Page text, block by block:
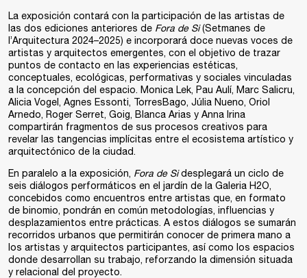
La exposición contará con la participación de las artistas de
las dos ediciones anteriores de Fora de Si(Setmanes de
l’Arquitectura 2024–2025) e incorporará doce nuevas voces de
artistas y arquitectos emergentes, con el objetivo de trazar
puntos de contacto en las experiencias estéticas,
conceptuales, ecológicas, performativas y sociales vinculadas
a la concepción del espacio. Monica Lek, Pau Aulí, Marc Salicru,
Alicia Vogel, Agnes Essonti, TorresBago, Júlia Nueno, Oriol
Arnedo, Roger Serret, Goig, Blanca Arias y Anna Irina
compartirán fragmentos de sus procesos creativos para
revelar las tangencias implícitas entre el ecosistema artístico y
arquitectónico de la ciudad.
En paralelo a la exposición, Fora de Sidesplegará un ciclo de
seis diálogos performáticos en el jardín de la Galeria H2O,
concebidos como encuentros entre artistas que, en formato
de binomio, pondrán en común metodologías, influencias y
desplazamientos entre prácticas. A estos diálogos se sumarán
recorridos urbanos que permitirán conocer de primera mano a
los artistas y arquitectos participantes, así como los espacios
donde desarrollan su trabajo, reforzando la dimensión situada
y relacional del proyecto.